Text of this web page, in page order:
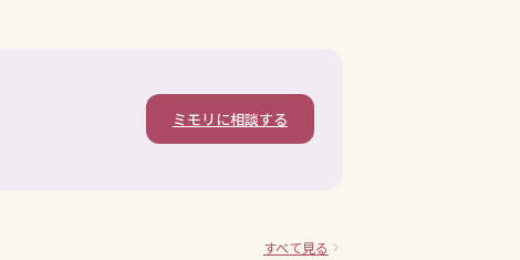
ミモリに相談する
すべて見る